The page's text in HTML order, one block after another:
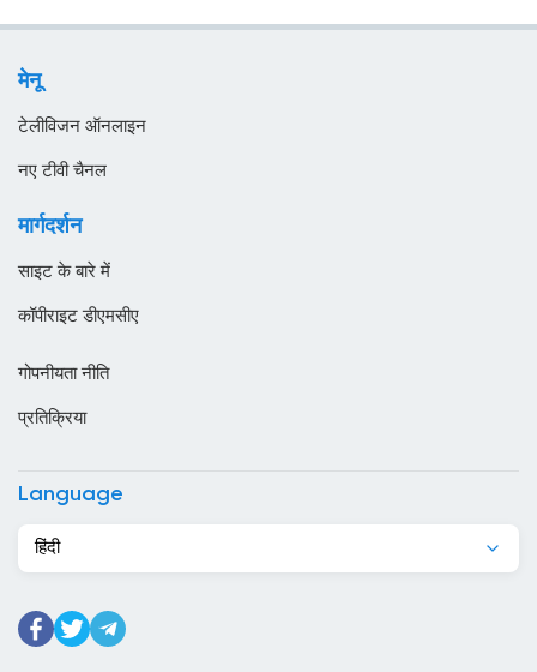
ओमान
कांगो
किर्गिज़स्तान
केप वर्ड
मेनू
टेलीविजन ऑनलाइन
नए टीवी चैनल
मार्गदर्शन
साइट के बारे में
कॉपीराइट डीएमसीए
गोपनीयता नीति
प्रतिक्रिया
Language
हिंदी